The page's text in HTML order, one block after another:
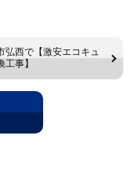
弘西で【激安エコキュ
工事】